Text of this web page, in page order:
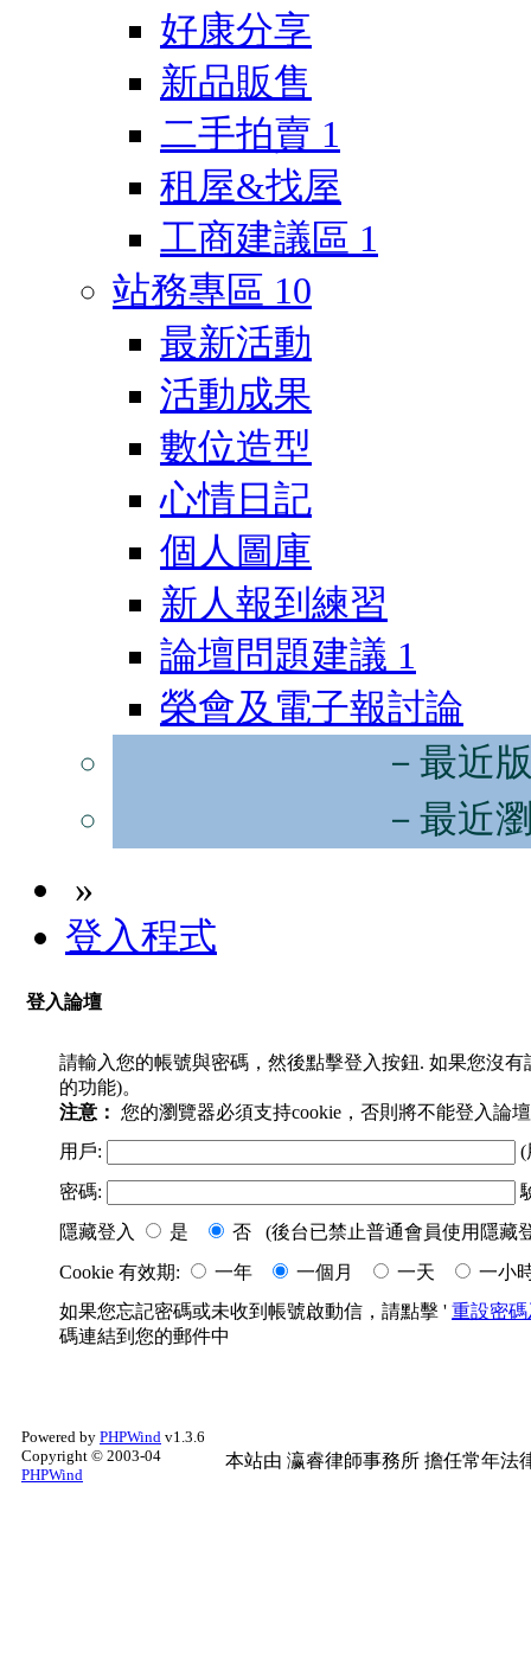
好康分享
新品販售
二手拍賣 1
租屋&找屋
工商建議區 1
站務專區 10
最新活動
活動成果
數位造型
心情日記
個人圖庫
新人報到練習
論壇問題建議 1
榮會及電子報討論
－最近
－最近
»
登入程式
登入論壇
請輸入您的帳號與密碼，然後點擊登入按鈕. 如果您沒
的功能)。
注意： 您的瀏覽器必須支持cookie，否則將不能登入論
用戶:
(
密碼:
隱藏登入
是
否 (後台已禁止普通會員使用隱藏
Cookie 有效期:
一年 一個月 一天
一小
如果您忘記密碼或未收到帳號啟動信，請點擊 ' 重設密
碼連結到您的郵件中
Powered by PHPWind v1.3.6
Copyright © 2003-04
PHPWind
本站由 瀛睿律師事務所 擔任常年法